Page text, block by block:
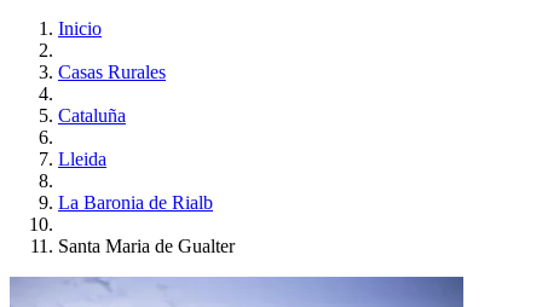
Inicio
Casas Rurales
Cataluña
Lleida
La Baronia de Rialb
Santa Maria de Gualter